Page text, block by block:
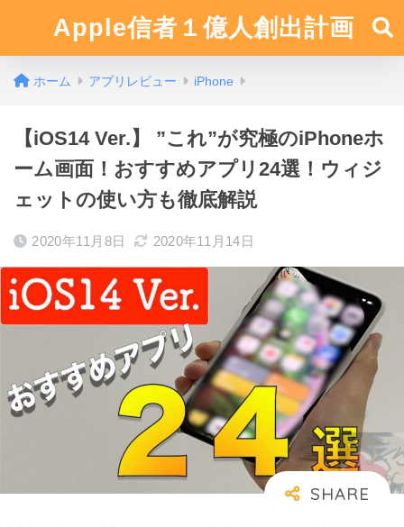
Apple信者１億人創出計画
ホーム アプリレビュー iPhone
【iOS14 Ver.】 ”これ”が究極のiPhoneホ
ーム画面！おすすめアプリ24選！ウィジ
ェットの使い方も徹底解説
2020年11月8日 2020年11月14日